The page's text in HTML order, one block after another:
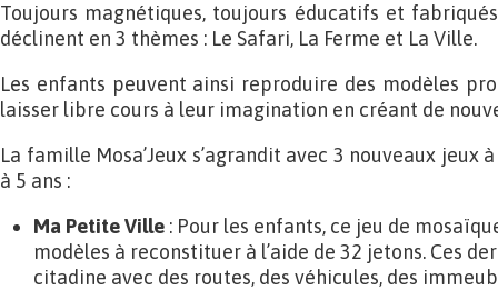
Toujours magnétiques, toujours éducatifs et fabriqués
déclinent en 3 thèmes : Le Safari, La Ferme et La Ville.
Les enfants peuvent ainsi reproduire des modèles
laisser libre cours à leur imagination en créant de
La famille Mosa’Jeux s’agrandit avec 3 nouveaux jeux
à 5 ans :
Ma Petite Ville : Pour les enfants, ce jeu de
modèles à reconstituer à l’aide de 32 jetons. Ces
citadine avec des routes, des véhicules, des